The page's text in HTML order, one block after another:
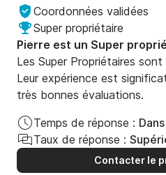
Coordonnées validées
Super propriétaire
Pierre est un Super
Les Super Propriétaires
Leur expérience est
très bonnes évaluations.
Temps de réponse :
Taux de réponse :
Contacter le